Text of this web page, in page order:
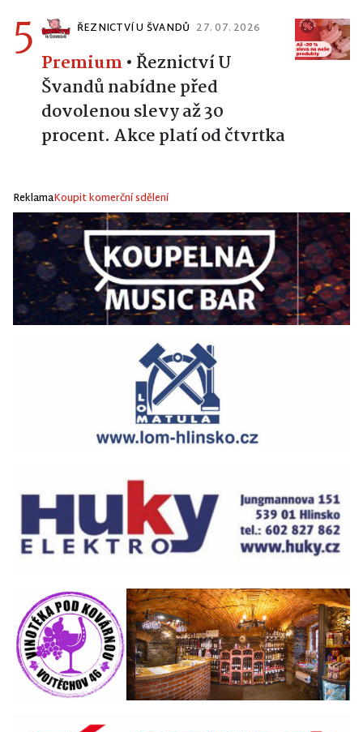
5 ŘEZNICTVÍ U ŠVANDŮ 27. 07. 2026
Premium •Řeznictví U
Švandů nabídne před
dovolenou slevy až 30
procent. Akce platí od čtvrtka
ReklamaKoupit komerční sdělení